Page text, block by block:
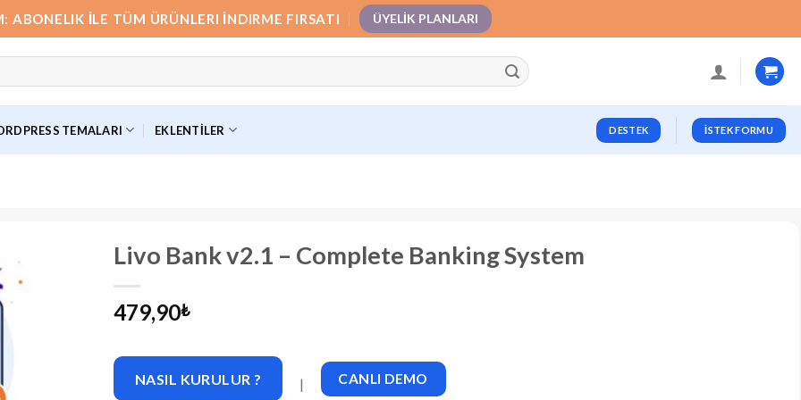
ABONELIK İLE TÜM ÜRÜNLERI İNDIRME FIRSATI ÜYELIK PLANLARI
TEMALARI EKLENTILER DESTEK İSTEK FORMU
Livo Bank v2.1 – Complete Banking System
479,90₺
NASIL KURULUR ? | CANLI DEMO